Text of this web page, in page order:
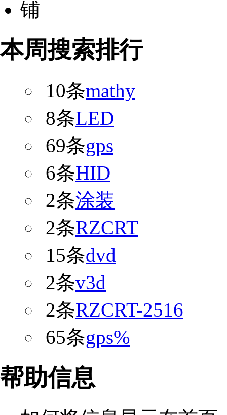
本周搜索排行
10条mathy
8条LED
69条gps
6条HID
2条涂装
2条RZCRT
15条dvd
2条v3d
2条RZCRT-2516
65条gps%
帮助信息